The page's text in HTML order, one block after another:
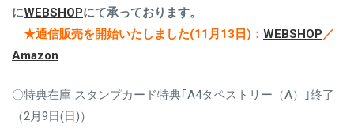
にWEBSHOPにて承っております。
★通信販売を開始いたしました(11月13日)： WEBSHOP／
Amazon
〇特典在庫 スタンプカード特典｢A4タペストリー（A）｣終了
（2月9日(日)）